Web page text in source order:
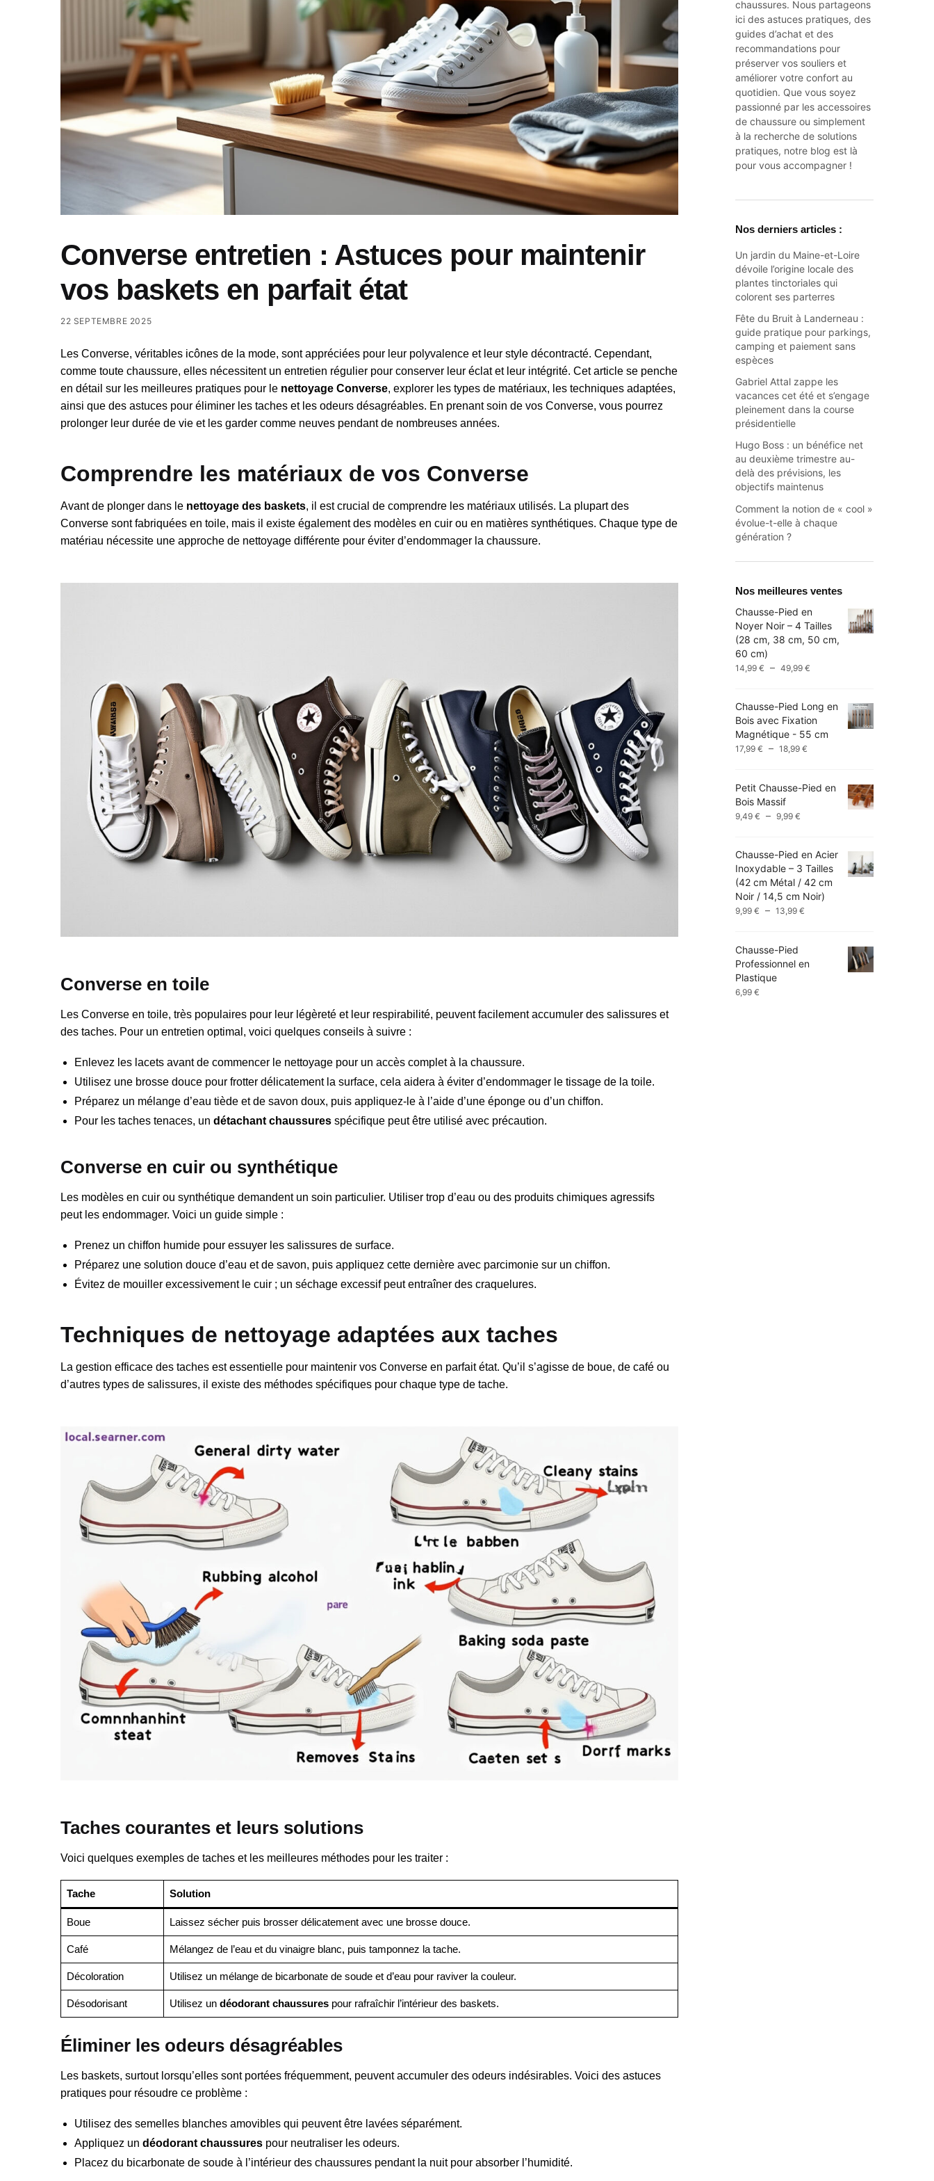
Converse entretien : Astuces pour maintenir
vos baskets en parfait état
22 SEPTEMBRE 2025
Les Converse, véritables icônes de la mode, sont appréciées pour leur polyvalence et leur style décontracté. Cependant,
comme toute chaussure, elles nécessitent un entretien régulier pour conserver leur éclat et leur intégrité. Cet article se penche
en détail sur les meilleures pratiques pour le nettoyage Converse, explorer les types de matériaux, les techniques adaptées,
ainsi que des astuces pour éliminer les taches et les odeurs désagréables. En prenant soin de vos Converse, vous pourrez
prolonger leur durée de vie et les garder comme neuves pendant de nombreuses années.
Comprendre les matériaux de vos Converse
Avant de plonger dans le nettoyage des baskets, il est crucial de comprendre les matériaux utilisés. La plupart des
Converse sont fabriquées en toile, mais il existe également des modèles en cuir ou en matières synthétiques. Chaque type de
matériau nécessite une approche de nettoyage différente pour éviter d’endommager la chaussure.
Converse en toile
Les Converse en toile, très populaires pour leur légèreté et leur respirabilité, peuvent facilement accumuler des salissures et
des taches. Pour un entretien optimal, voici quelques conseils à suivre :
Enlevez les lacets avant de commencer le nettoyage pour un accès complet à la chaussure.
Utilisez une brosse douce pour frotter délicatement la surface, cela aidera à éviter d’endommager le tissage de la toile.
Préparez un mélange d’eau tiède et de savon doux, puis appliquez-le à l’aide d’une éponge ou d’un chiffon.
Pour les taches tenaces, un détachant chaussures spécifique peut être utilisé avec précaution.
Converse en cuir ou synthétique
Les modèles en cuir ou synthétique demandent un soin particulier. Utiliser trop d’eau ou des produits chimiques agressifs
peut les endommager. Voici un guide simple :
Prenez un chiffon humide pour essuyer les salissures de surface.
Préparez une solution douce d’eau et de savon, puis appliquez cette dernière avec parcimonie sur un chiffon.
Évitez de mouiller excessivement le cuir ; un séchage excessif peut entraîner des craquelures.
Techniques de nettoyage adaptées aux taches
La gestion efficace des taches est essentielle pour maintenir vos Converse en parfait état. Qu’il s’agisse de boue, de café ou
d’autres types de salissures, il existe des méthodes spécifiques pour chaque type de tache.
Taches courantes et leurs solutions
Voici quelques exemples de taches et les meilleures méthodes pour les traiter :
Tache Solution
Boue Laissez sécher puis brosser délicatement avec une brosse douce.
Café Mélangez de l’eau et du vinaigre blanc, puis tamponnez la tache.
Décoloration Utilisez un mélange de bicarbonate de soude et d’eau pour raviver la couleur.
Désodorisant Utilisez un déodorant chaussurespour rafraîchir l’intérieur des baskets.
Éliminer les odeurs désagréables
Les baskets, surtout lorsqu’elles sont portées fréquemment, peuvent accumuler des odeurs indésirables. Voici des astuces
pratiques pour résoudre ce problème :
Utilisez des semelles blanches amovibles qui peuvent être lavées séparément.
Appliquez un déodorant chaussures pour neutraliser les odeurs.
Placez du bicarbonate de soude à l’intérieur des chaussures pendant la nuit pour absorber l’humidité.
chaussures. Nous partageons
ici des astuces pratiques, des
guides d’achat et des
recommandations pour
préserver vos souliers et
améliorer votre confort au
quotidien. Que vous soyez
passionné par les accessoires
de chaussure ou simplement
à la recherche de solutions
pratiques, notre blog est là
pour vous accompagner !
Nos derniers articles :
Un jardin du Maine-et-Loire
dévoile l’origine locale des
plantes tinctoriales qui
colorent ses parterres
Fête du Bruit à Landerneau :
guide pratique pour parkings,
camping et paiement sans
espèces
Gabriel Attal zappe les
vacances cet été et s’engage
pleinement dans la course
présidentielle
Hugo Boss : un bénéfice net
au deuxième trimestre au-
delà des prévisions, les
objectifs maintenus
Comment la notion de « cool »
évolue-t-elle à chaque
génération ?
Nos meilleures ventes
Chausse-Pied en
Noyer Noir – 4 Tailles
(28 cm, 38 cm, 50 cm,
60 cm)
14,99€ – 49,99€
14,99 €
à
49,99 €
Chausse-Pied Long en
Bois avec Fixation
Magnétique - 55 cm
17,99€ – 18,99€
17,99 €
Petit Chausse-Pied en
Bois Massif
9,49€ – 9,99€
9,49 €
à
9,99 €
Chausse-Pied en Acier
Inoxydable – 3 Tailles
(42 cm Métal / 42 cm
Noir / 14,5 cm Noir)
9,99€ – 13,99€
à
Chausse-Pied
Professionnel en
Plastique
6,99€